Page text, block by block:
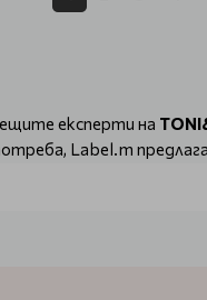
експерти на
Label.m